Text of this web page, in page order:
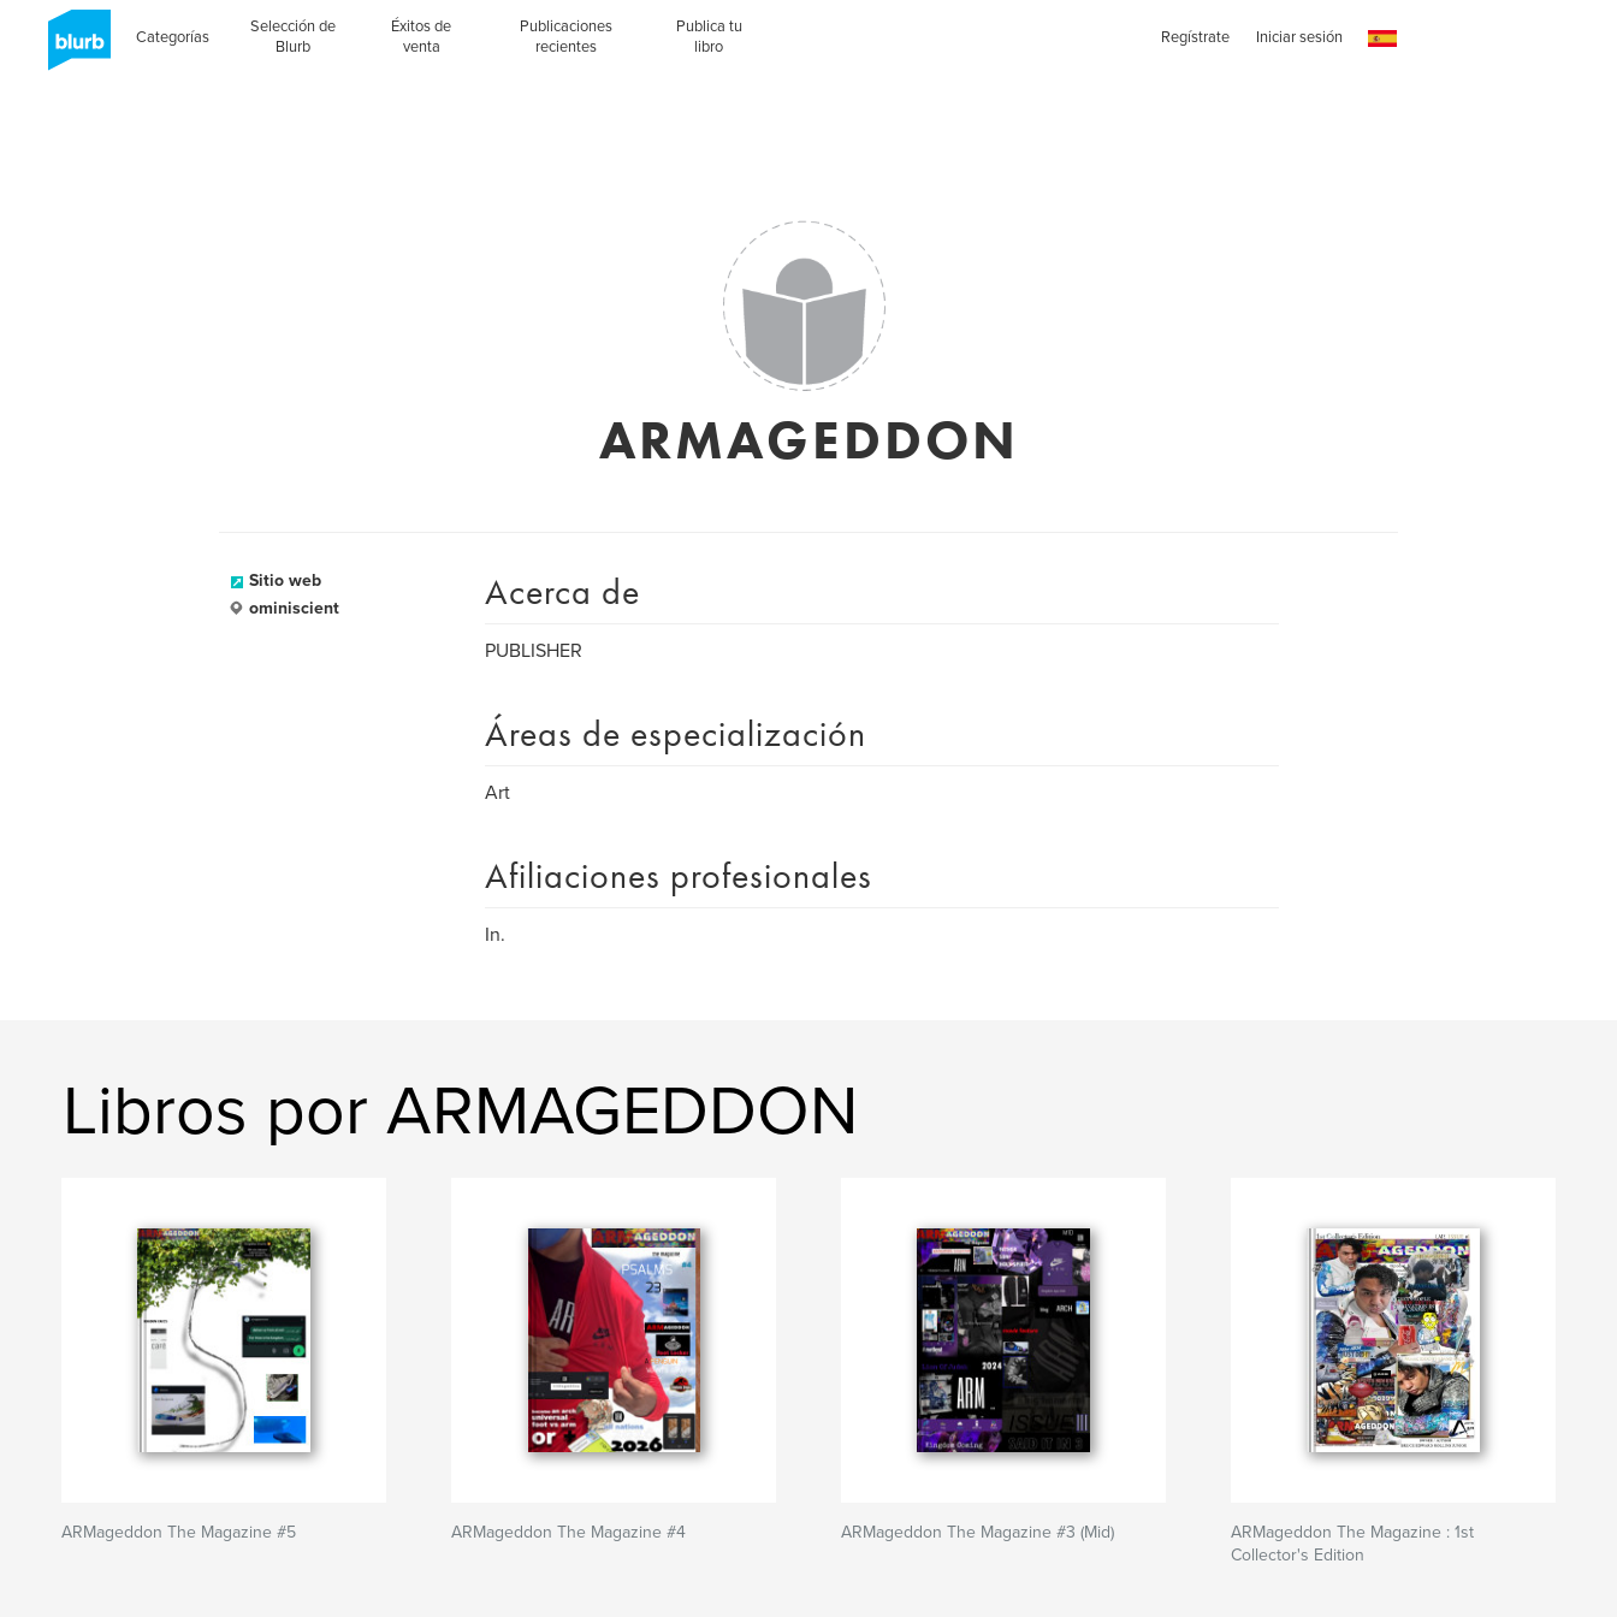
Categorías
Selección de
Blurb
Éxitos de
venta
Publicaciones
recientes
Publica tu
libro
Regístrate Iniciar sesión
ARMAGEDDON
Sitio web
ominiscient
Acerca de
PUBLISHER
Áreas de especialización
Art
Afiliaciones profesionales
In.
Libros por ARMAGEDDON
ARMageddon The Magazine #5 ARMageddon The Magazine #4 ARMageddon The Magazine #3 (Mid)
ARMageddon The Magazine : 1st
Collector's Edition